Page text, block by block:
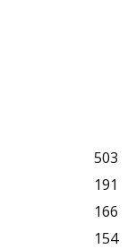
503
191
166
154